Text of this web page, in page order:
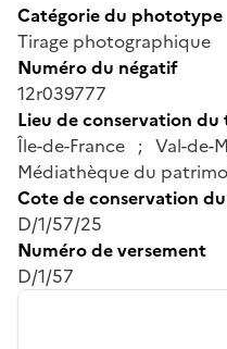
Catégorie du phototype
Tirage photographique
Numéro du négatif
12r039777
Lieu de conservation du
Île-de-France ; Val-
Médiathèque du
Cote de conservation
D/1/57/25
Numéro de versement
D/1/57